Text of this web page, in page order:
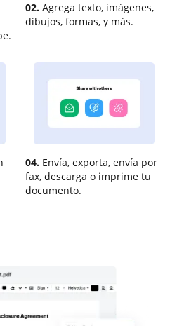
02. Agrega texto, imágenes,
dibujos, formas, y más.
04. Envía, exporta, envía por
fax, descarga o imprime tu
documento.